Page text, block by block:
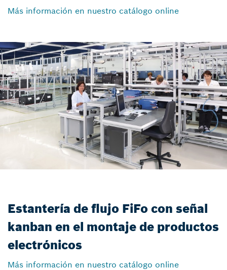
Más información en nuestro catálogo online
Estantería de flujo FiFo con señal
kanban en el montaje de productos
electrónicos
Más información en nuestro catálogo online